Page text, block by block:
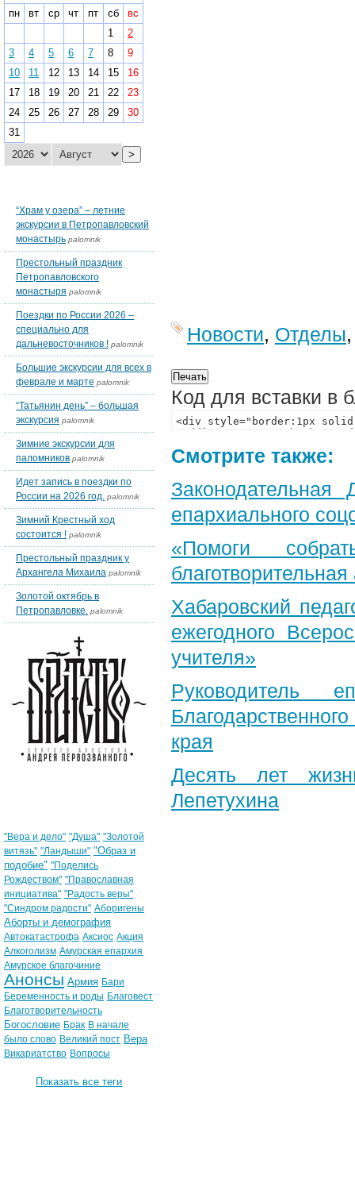
Новости, Отделы
Код для вставки в
Смотрите также:
епархиального
«Помоги
Хабаровский
ежегодного
учителя»
Руководитель
края
Десять лет
Лепетухина
пн
вт ср чт пт сб
вс
1
2
3
4 5 6 7 8
9
10
11 12 13 14 15
16
17
18 19 20 21 22
23
24
25 26 27 28 29
30
31
>
“Храм у озера” – летние
экскурсии в Петропавловский
монастырь palomnik
Престольный праздник
Петропавловского
монастыря palomnik
Поездки по России 2026 –
специально для
дальневосточников ! palomnik
Большие экскурсии для всех в
феврале и марте palomnik
“Татьянин день” – большая
экскурсия palomnik
Зимние экскурсии для
паломников palomnik
Идет запись в поездки по
России на 2026 год. palomnik
Зимний Крестный ход
состоится ! palomnik
Престольный праздник у
Архангела Михаила palomnik
Золотой октябрь в
Петропавловке. palomnik
"Вера и дело" "Душа" "Золотой
витязь" "Ландыши" "Образ и
подобие" "Поделись
Рождеством" "Православная
инициатива" "Радость веры"
"Синдром радости" Аборигены
Аборты и демография
Автокатастрофа Аксиос Акция
Алкоголизм Амурская епархия
Амурское благочиние
Анонсы Армия Бари
Беременность и роды Благовест
Благотворительность
Богословие Брак В начале
было слово Великий пост Вера
Викариатство Вопросы
Показать все теги